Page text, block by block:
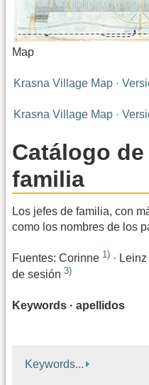
Map
Krasna Village Map ·
Krasna Village Map ·
Catálogo
familia
Los jefes de familia, con
como los nombres de los
Fuentes: Corinne 1) · Leinz
de sesión 3)
Keywords · apellidos
Keywords...